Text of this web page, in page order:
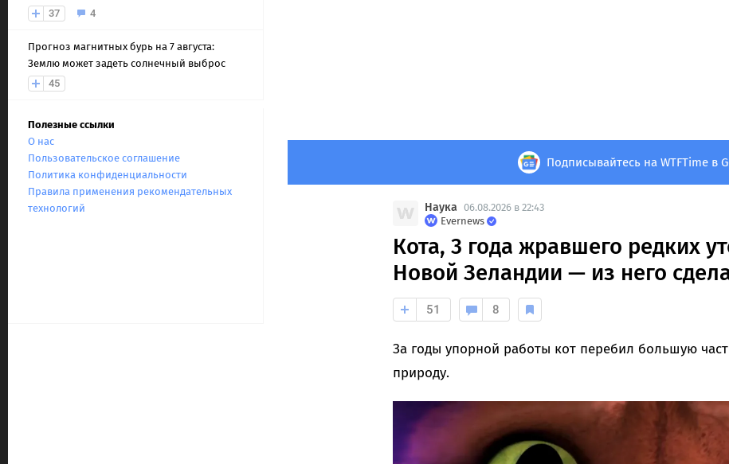
37
4
Прогноз магнитных бурь на 7 августа:
Землю может задеть солнечный выброс
45
Полезные ссылки
О нас
Пользовательское соглашение
Политика конфиденциальности
Правила применения рекомендательных
технологий
Подписывайтесь на WTFTime в
Наука 06.08.2026 в 22:43
Evernews
Кота, 3 года жравшего редких
Новой Зеландии — из него
51 8
За годы упорной работы кот перебил большую
природу.